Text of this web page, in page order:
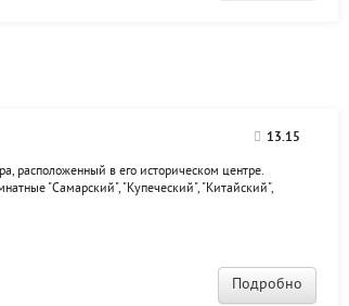
13.15
расположенный в его историческом центре.
"Самарский", "Купеческий", "Китайский",
Дополнительные услуги:...
Подробно